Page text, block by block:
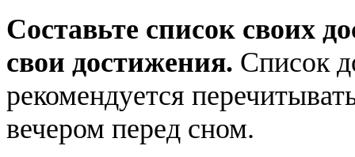
Составьте список своих
свои достижения. Список
рекомендуется
вечером перед сном.